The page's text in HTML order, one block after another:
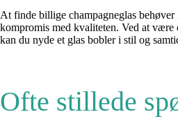
At finde billige champagneglas behøver
kompromis med kvaliteten. Ved at
kan du nyde et glas bobler i stil og
Ofte stillede